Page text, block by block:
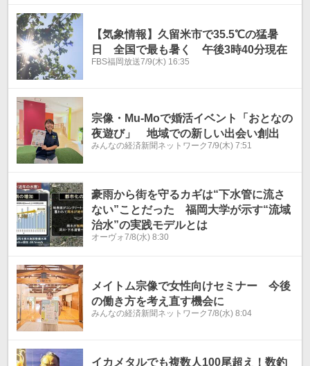
【気象情報】久留米市で35.5℃の猛暑
日 全国で最も暑く 午後3時40分現在
FBS福岡放送7/9(木) 16:35
宗像・Mu-Moで婚活イベント「おとなの
夜遊び」 地域での新しい出会い創出
みんなの経済新聞ネットワーク7/9(木) 7:51
豪雨から街を守るカギは“下水管に流さ
ない”ことだった 福岡大学が示す“流域
治水”の実践モデルとは
オーヴォ7/8(水) 8:30
メイトム宗像で女性向けセミナー 今後
の働き方を考え直す機会に
みんなの経済新聞ネットワーク7/8(水) 8:04
イカメタルでも複数人100尾超え！数釣